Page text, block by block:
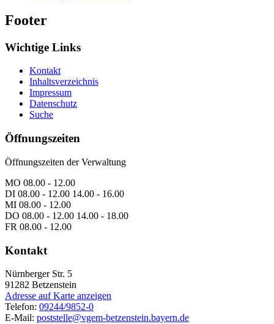
Footer
Wichtige Links
Kontakt
Inhaltsverzeichnis
Impressum
Datenschutz
Suche
Öffnungszeiten
Öffnungszeiten der Verwaltung
MO 08.00 - 12.00
DI 08.00 - 12.00 14.00 - 16.00
MI 08.00 - 12.00
DO 08.00 - 12.00 14.00 - 18.00
FR 08.00 - 12.00
Kontakt
Nürnberger Str. 5
91282 Betzenstein
Adresse auf Karte anzeigen
Telefon: 09244/9852-0
E-Mail: poststelle@vgem-betzenstein.bayern.de